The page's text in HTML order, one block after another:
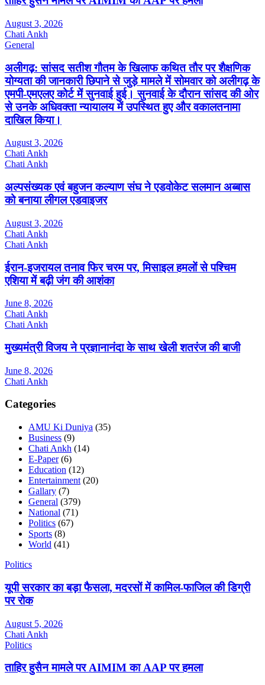
August 3, 2026
Chati Ankh
General
अलीगढ़: सांसद सतीश गौतम के खिलाफ कथित तौर पर शैक्षणिक
योग्यता की जानकारी छिपाने से जुड़े मामले में सोमवार को अलीगढ़ के
एमपी-एमएलए कोर्ट में सुनवाई हुई। सुनवाई के दौरान सांसद की ओर
से उनके अधिवक्ता न्यायालय में उपस्थित हुए और वकालतनामा
दाखिल किया।
August 3, 2026
Chati Ankh
Chati Ankh
अल्पसंख्यक एवं बहुजन कल्याण संघ ने एडवोकेट सलमान अब्बास
को बनाया लीगल एडवाइजर
August 3, 2026
Chati Ankh
Chati Ankh
ईरान-इजरायल तनाव फिर चरम पर, मिसाइल हमलों से पश्चिम
एशिया में बढ़ी जंग की आशंका
June 8, 2026
Chati Ankh
Chati Ankh
मुख्यमंत्री विजय ने प्रज्ञानानंदा के साथ खेली शतरंज की बाजी
June 8, 2026
Chati Ankh
Categories
AMU Ki Duniya (35)
Business (9)
Chati Ankh (14)
E-Paper(6)
Education (12)
Entertainment (20)
Gallary (7)
General (379)
National (71)
Politics (67)
Sports (8)
World (41)
Politics
यूपी सरकार का बड़ा फैसला, मदरसों में कामिल-फाजिल की डिग्री
पर रोक
August 5, 2026
Chati Ankh
Politics
ताहिर हुसैन मामले पर AIMIM का AAP पर हमला